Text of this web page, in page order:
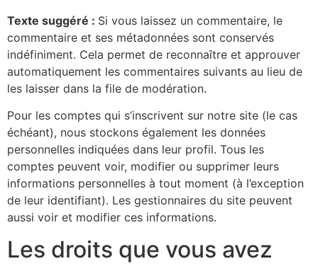
Texte suggéré : Si vous laissez un commentaire, le
commentaire et ses métadonnées sont conservés
indéfiniment. Cela permet de reconnaître et approuver
automatiquement les commentaires suivants au lieu de
les laisser dans la file de modération.
Pour les comptes qui s’inscrivent sur notre site (le cas
échéant), nous stockons également les données
personnelles indiquées dans leur profil. Tous les
comptes peuvent voir, modifier ou supprimer leurs
informations personnelles à tout moment (à l’exception
de leur identifiant). Les gestionnaires du site peuvent
aussi voir et modifier ces informations.
Les droits que vous avez